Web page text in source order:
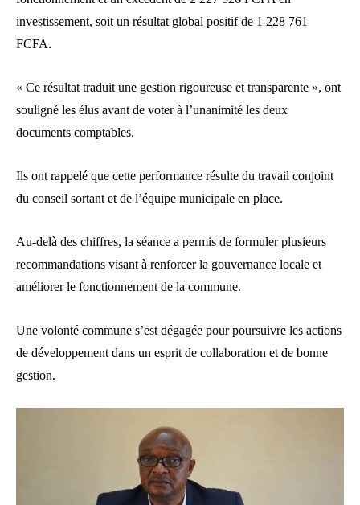
investissement, soit un résultat global positif de 1 228 761
FCFA.
« Ce résultat traduit une gestion rigoureuse et transparente », ont
souligné les élus avant de voter à l’unanimité les deux
documents comptables.
Ils ont rappelé que cette performance résulte du travail conjoint
du conseil sortant et de l’équipe municipale en place.
Au-delà des chiffres, la séance a permis de formuler plusieurs
recommandations visant à renforcer la gouvernance locale et
améliorer le fonctionnement de la commune.
Une volonté commune s’est dégagée pour poursuivre les actions
de développement dans un esprit de collaboration et de bonne
gestion.